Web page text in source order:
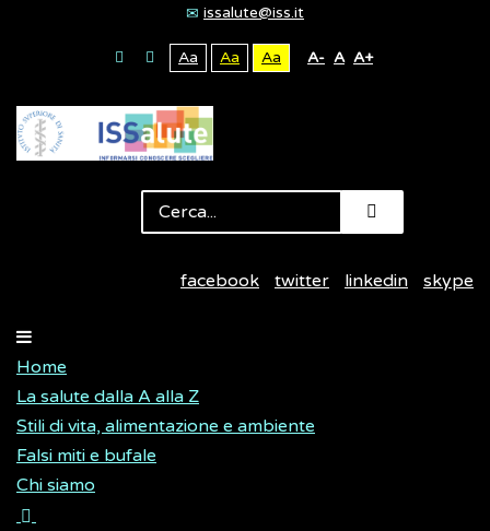
issalute@iss.it
Aa Aa Aa A- A A+
facebook twitter linkedin skype
Home
La salute dalla A alla Z
Stili di vita, alimentazione e ambiente
Falsi miti e bufale
Chi siamo